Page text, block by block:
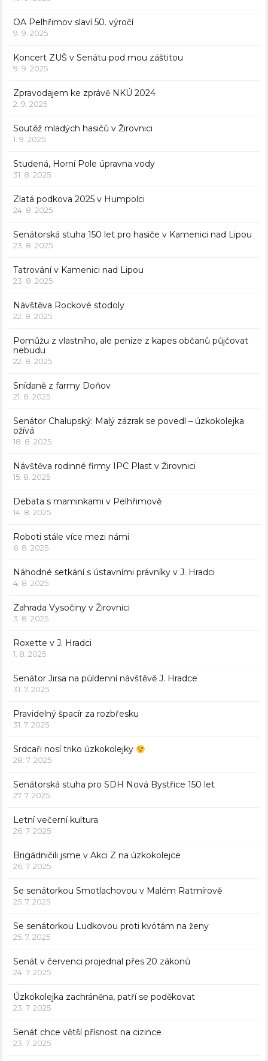
OA Pelhřimov slaví 50. výročí
9. 9. 2025
Koncert ZUŠ v Senátu pod mou záštitou
9. 9. 2025
Zpravodajem ke zprávě NKÚ 2024
2. 9. 2025
Soutěž mladých hasičů v Žirovnici
1. 9. 2025
Studená, Horní Pole úpravna vody
31. 8. 2025
Zlatá podkova 2025 v Humpolci
24. 8. 2025
Senátorská stuha 150 let pro hasiče v Kamenici nad Lipou
23. 8. 2025
Tatrování v Kamenici nad Lipou
23. 8. 2025
Návštěva Rockové stodoly
22. 8. 2025
Pomůžu z vlastního, ale peníze z kapes občanů půjčovat
nebudu
22. 8. 2025
Snídaně z farmy Doňov
21. 8. 2025
Senátor Chalupský: Malý zázrak se povedl – úzkokolejka
ožívá
18. 8. 2025
Návštěva rodinné firmy IPC Plast v Žirovnici
15. 8. 2025
Debata s maminkami v Pelhřimově
14. 8. 2025
Roboti stále více mezi námi
6. 8. 2025
Náhodné setkání s ústavními právníky v J. Hradci
4. 8. 2025
Zahrada Vysočiny v Žirovnici
3. 8. 2025
Roxette v J. Hradci
1. 8. 2025
Senátor Jirsa na půldenní návštěvě J. Hradce
31. 7. 2025
Pravidelný špacír za rozbřesku
31. 7. 2025
Srdcaři nosí triko úzkokolejky
28. 7. 2025
Senátorská stuha pro SDH Nová Bystřice 150 let
27. 7. 2025
Letní večerní kultura
26. 7. 2025
Brigádničili jsme v Akci Z na úzkokolejce
26. 7. 2025
Se senátorkou Smotlachovou v Malém Ratmírově
25. 7. 2025
Se senátorkou Ludkovou proti kvótám na ženy
25. 7. 2025
Senát v červenci projednal přes 20 zákonů
24. 7. 2025
Úzkokolejka zachráněna, patří se poděkovat
23. 7. 2025
Senát chce větší přísnost na cizince
23. 7. 2025